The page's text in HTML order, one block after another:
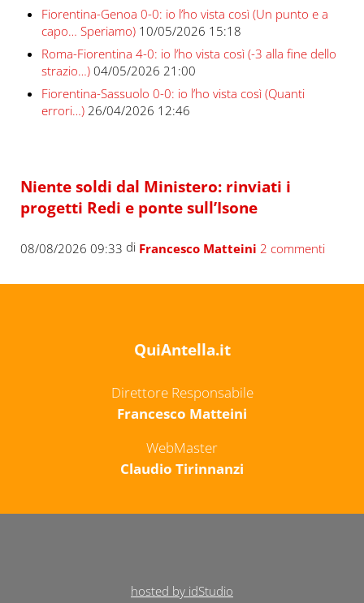
Fiorentina-Genoa 0-0: io l’ho vista così (Un punto e a
capo… Speriamo) 10/05/2026 15:18
Roma-Fiorentina 4-0: io l’ho vista così (-3 alla fine dello
strazio…) 04/05/2026 21:00
Fiorentina-Sassuolo 0-0: io l’ho vista così (Quanti
errori…) 26/04/2026 12:46
Niente soldi dal Ministero: rinviati i
progetti Redi e ponte sull’Isone
08/08/2026 09:33 di Francesco Matteini 2 commenti
QuiAntella.it
Direttore Responsabile
Francesco Matteini
WebMaster
Claudio Tirinnanzi
hosted by idStudio